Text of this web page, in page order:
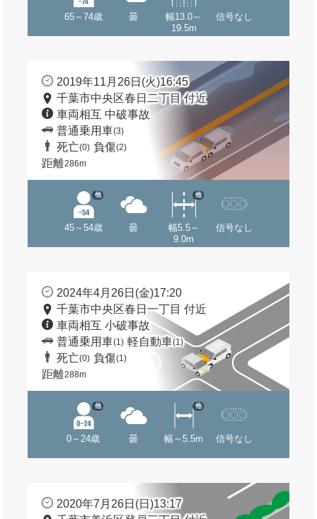
65～74歳 曇
幅13.0～
19.5m
信号なし
2019年11月26日(火)16:45
千葉市中央区春日二丁目 付近
車両相互 中破事故
普通乗用車(3)
死亡(0) 負傷(2)
距離286m
45～54歳
他
曇
幅5.5～
9.0m
他
信号なし
2024年4月26日(金)17:20
千葉市中央区春日一丁目 付近
車両相互 小破事故
普通乗用車(1) 軽自動車(1)
死亡(0) 負傷(1)
距離288m
0～24歳
他
曇 幅～5.5m
他
信号なし
2020年7月26日(日)13:17